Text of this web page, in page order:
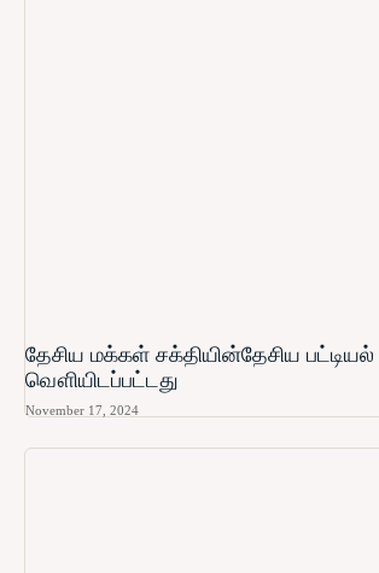
தேசிய மக்கள் சக்தியின்தேசிய பட்டியல்
வௌியிடப்பட்டது
November 17, 2024